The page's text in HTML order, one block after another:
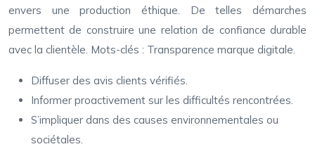
envers une production éthique. De telles démarches
permettent de construire une relation de confiance durable
avec la clientèle. Mots-clés : Transparence marque digitale.
Diffuser des avis clients vérifiés.
Informer proactivement sur les difficultés rencontrées.
S’impliquer dans des causes environnementales ou
sociétales.